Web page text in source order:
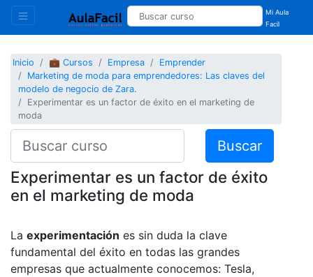
Mi Aula
Facil
Inicio 💼 Cursos Empresa
Emprender
Marketing de moda para emprendedores: Las claves del
modelo de negocio de Zara.
Experimentar es un factor de éxito en el marketing de
moda
Buscar
Experimentar es un factor de éxito
en el marketing de moda
La experimentación es sin duda la clave
fundamental del éxito en todas las grandes
empresas que actualmente conocemos: Tesla,